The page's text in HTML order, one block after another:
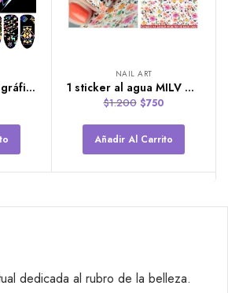
8 tiras de foil holográfico 4cm x 20cm
NAIL ART
1 sticker al agua MILV ART. (Solo para base blanca)
$1.200 $750
Añadir Al Carrito
dedicada al rubro de la belleza.